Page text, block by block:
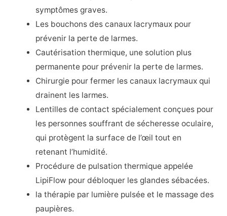
symptômes graves.
Les bouchons des canaux lacrymaux pour
prévenir la perte de larmes.
Cautérisation thermique, une solution plus
permanente pour prévenir la perte de larmes.
Chirurgie pour fermer les canaux lacrymaux qui
drainent les larmes.
Lentilles de contact spécialement conçues pour
les personnes souffrant de sécheresse oculaire,
qui protègent la surface de l’œil tout en
retenant l’humidité.
Procédure de pulsation thermique appelée
LipiFlow pour débloquer les glandes sébacées.
la thérapie par lumière pulsée et le massage des
paupières.